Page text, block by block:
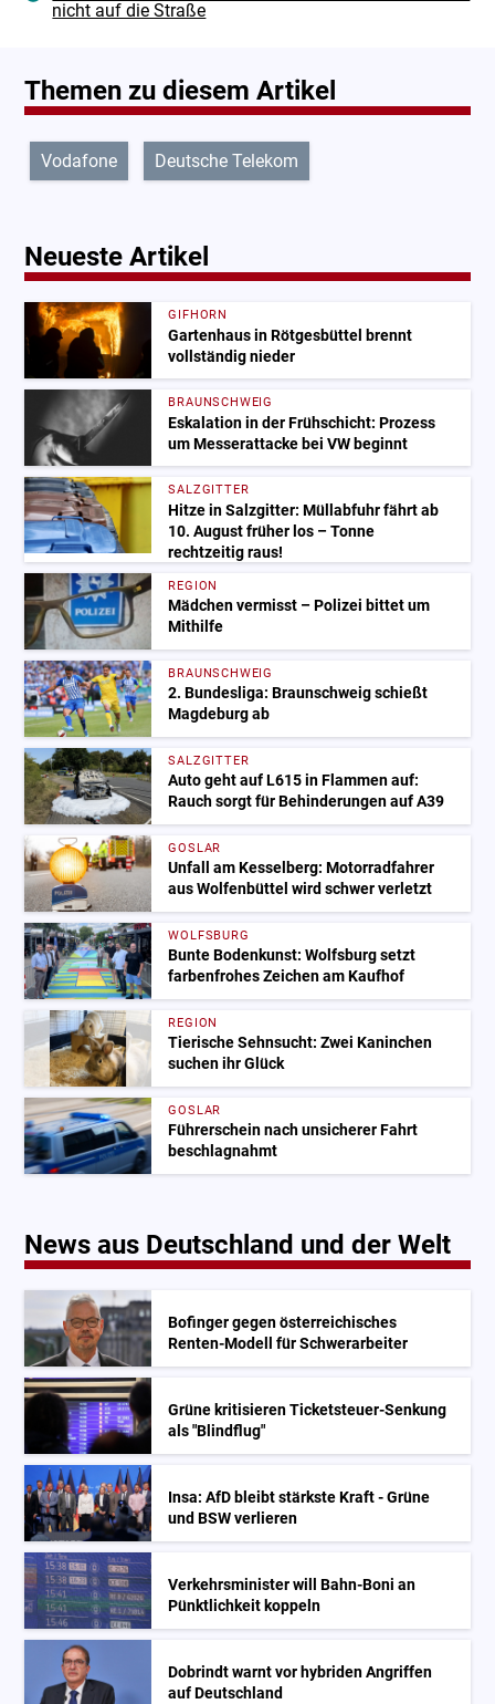
nicht auf die Straße
Themen zu diesem Artikel
Vodafone Deutsche Telekom
Neueste Artikel
GIFHORN
Gartenhaus in Rötgesbüttel brennt
vollständig nieder
BRAUNSCHWEIG
Eskalation in der Frühschicht: Prozess
um Messerattacke bei VW beginnt
SALZGITTER
Hitze in Salzgitter: Müllabfuhr fährt ab
10. August früher los – Tonne
rechtzeitig raus!
REGION
Mädchen vermisst – Polizei bittet um
Mithilfe
BRAUNSCHWEIG
2. Bundesliga: Braunschweig schießt
Magdeburg ab
SALZGITTER
Auto geht auf L615 in Flammen auf:
Rauch sorgt für Behinderungen auf A39
GOSLAR
Unfall am Kesselberg: Motorradfahrer
aus Wolfenbüttel wird schwer verletzt
WOLFSBURG
Bunte Bodenkunst: Wolfsburg setzt
farbenfrohes Zeichen am Kaufhof
REGION
Tierische Sehnsucht: Zwei Kaninchen
suchen ihr Glück
GOSLAR
Führerschein nach unsicherer Fahrt
beschlagnahmt
News aus Deutschland und der Welt
Bofinger gegen österreichisches
Renten-Modell für Schwerarbeiter
Grüne kritisieren Ticketsteuer-Senkung
als "Blindflug"
Insa: AfD bleibt stärkste Kraft - Grüne
und BSW verlieren
Verkehrsminister will Bahn-Boni an
Pünktlichkeit koppeln
Dobrindt warnt vor hybriden Angriffen
auf Deutschland